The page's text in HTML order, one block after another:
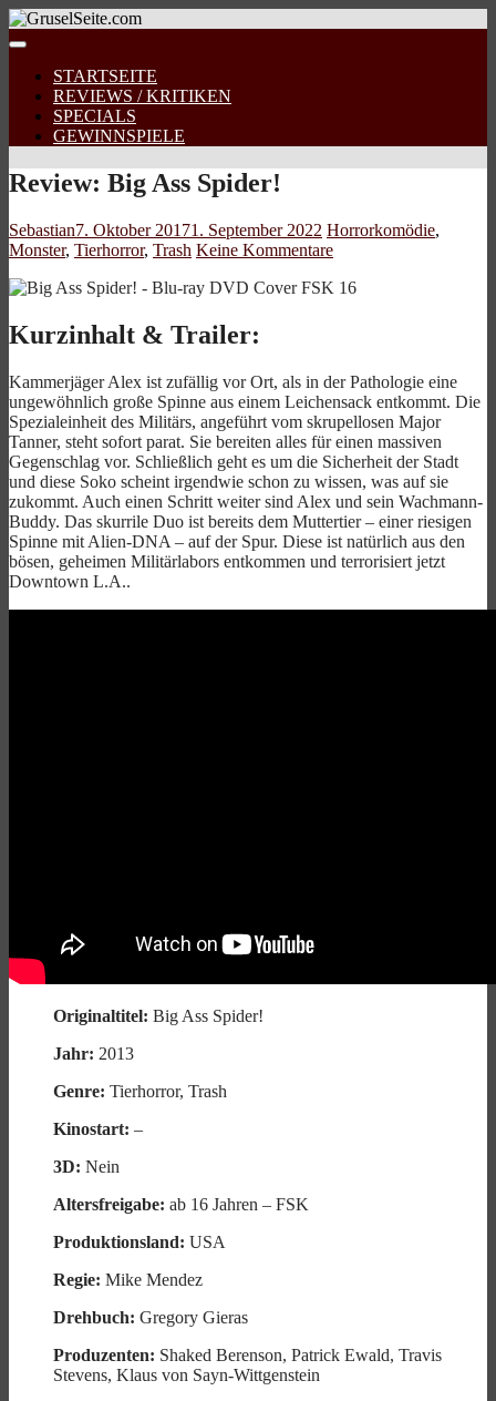
STARTSEITE
REVIEWS / KRITIKEN
SPECIALS
GEWINNSPIELE
Review: Big Ass Spider!
Sebastian7. Oktober 20171. September 2022 Horrorkomödie,
Monster, Tierhorror, Trash Keine Kommentare
Kurzinhalt & Trailer:
Kammerjäger Alex ist zufällig vor Ort, als in der Pathologie eine
ungewöhnlich große Spinne aus einem Leichensack entkommt. Die
Spezialeinheit des Militärs, angeführt vom skrupellosen Major
Tanner, steht sofort parat. Sie bereiten alles für einen massiven
Gegenschlag vor. Schließlich geht es um die Sicherheit der Stadt
und diese Soko scheint irgendwie schon zu wissen, was auf sie
zukommt. Auch einen Schritt weiter sind Alex und sein Wachmann-
Buddy. Das skurrile Duo ist bereits dem Muttertier – einer riesigen
Spinne mit Alien-DNA – auf der Spur. Diese ist natürlich aus den
bösen, geheimen Militärlabors entkommen und terrorisiert jetzt
Downtown L.A..
Originaltitel: Big Ass Spider!
Jahr: 2013
Genre: Tierhorror, Trash
Kinostart: –
3D: Nein
Altersfreigabe: ab 16 Jahren – FSK
Produktionsland: USA
Regie: Mike Mendez
Drehbuch: Gregory Gieras
Produzenten: Shaked Berenson, Patrick Ewald, Travis
Stevens, Klaus von Sayn-Wittgenstein